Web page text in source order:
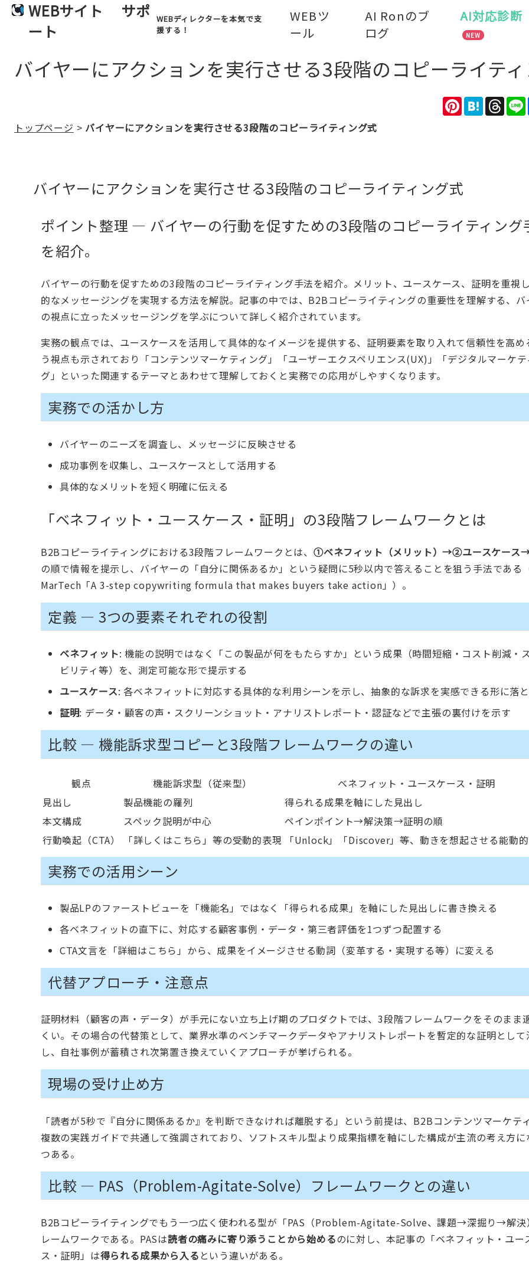
WEBサイト
サポ
ート
WEBディレクターを本気で支
援する！
WEBツ
ール
AI Ronのブ
ログ
AI対応診断
NEW
バイヤーにアクションを実行させる3段階のコピーライテ
Hatena
Pinterest
トップページ > バイヤーにアクションを実行させる3段階のコピーライティング式
バイヤーにアクションを実行させる3段階のコピーライティング式
ポイント整理 — バイヤーの行動を促すための3段階のコピーライティング
を紹介。
バイヤーの行動を促すための3段階のコピーライティング手法を紹介。メリット、ユースケース、証明を重視
的なメッセージングを実現する方法を解説。記事の中では、B2Bコピーライティングの重要性を理解する、バ
の視点に立ったメッセージングを学ぶについて詳しく紹介されています。
実務の観点では、ユースケースを活用して具体的なイメージを提供する、証明要素を取り入れて信頼性を高め
う視点も示されており「コンテンツマーケティング」「ユーザーエクスペリエンス(UX)」「デジタルマーケテ
グ」といった関連するテーマとあわせて理解しておくと実務での応用がしやすくなります。
実務での活かし方
バイヤーのニーズを調査し、メッセージに反映させる
成功事例を収集し、ユースケースとして活用する
具体的なメリットを短く明確に伝える
「ベネフィット・ユースケース・証明」の3段階フレームワークとは
B2Bコピーライティングにおける3段階フレームワークとは、 ①ベネフィット（メリット）→②ユースケー
の順で情報を提示し、バイヤーの「自分に関係あるか」という疑問に5秒以内で答えることを狙う手法である
MarTech「A 3-step copywriting formula that makes buyers take action」 ）。
定義 — 3つの要素それぞれの役割
ベネフィット: 機能の説明ではなく「この製品が何をもたらすか」という成果（時間短縮・コスト削減・
ビリティ等）を、測定可能な形で提示する
ユースケース: 各ベネフィットに対応する具体的な利用シーンを示し、抽象的な訴求を実感できる形に落
証明: データ・顧客の声・スクリーンショット・アナリストレポート・認証などで主張の裏付けを示す
比較 — 機能訴求型コピーと3段階フレームワークの違い
観点 機能訴求型（従来型）
ベネフィット・ユースケース・証明
見出し
製品機能の羅列
得られる成果を軸にした見出し
本文構成
スペック説明が中心
ペインポイント→解決策→証明の順
行動喚起（CTA）
「詳しくはこちら」等の受動的表現 「Unlock」「Discover」等、動きを想起させる能動
実務での活用シーン
製品LPのファーストビューを「機能名」ではなく「得られる成果」を軸にした見出しに書き換える
各ベネフィットの直下に、対応する顧客事例・データ・第三者評価を1つずつ配置する
CTA文言を「詳細はこちら」から、成果をイメージさせる動詞（変革する・実現する等）に変える
代替アプローチ・注意点
証明材料（顧客の声・データ）が手元にない立ち上げ期のプロダクトでは、3段階フレームワークをそのまま
くい。その場合の代替策として、業界水準のベンチマークデータやアナリストレポートを暫定的な証明として
し、自社事例が蓄積され次第置き換えていくアプローチが挙げられる。
現場の受け止め方
「読者が5秒で『自分に関係あるか』を判断できなければ離脱する」という前提は、B2Bコンテンツマーケテ
複数の実践ガイドで共通して強調されており、ソフトスキル型より成果指標を軸にした構成が主流の考え方に
つある。
比較 — PAS（Problem-Agitate-Solve）フレームワークとの違い
B2Bコピーライティングでもう一つ広く使われる型が「PAS（Problem-Agitate-Solve、課題→深掘り→解決
レームワークである。PASは読者の痛みに寄り添うことから始めるのに対し、本記事の「ベネフィット・ユー
ス・証明」は得られる成果から入る という違いがある。